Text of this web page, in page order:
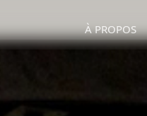
À PROPOS